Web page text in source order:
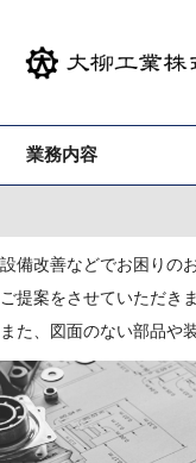
業務内容
設備改善などでお困りの
ご提案をさせていただきま
また、図面のない部品や